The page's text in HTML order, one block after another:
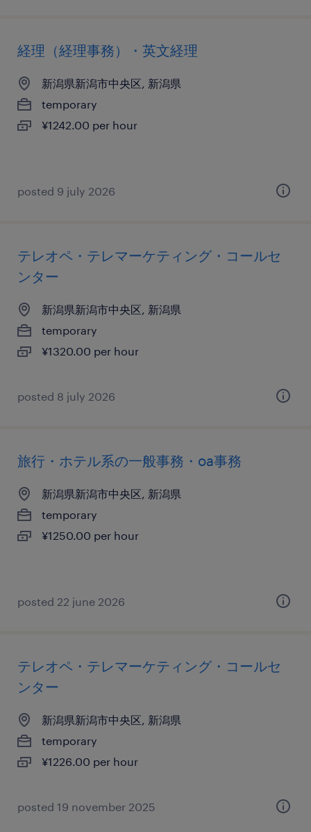
経理（経理事務）・英文経理
新潟県新潟市中央区, 新潟県
temporary
¥1242.00 per hour
posted 9 july 2026
テレオペ・テレマーケティング・コールセ
ンター
新潟県新潟市中央区, 新潟県
temporary
¥1320.00 per hour
posted 8 july 2026
旅行・ホテル系の一般事務・oa事務
新潟県新潟市中央区, 新潟県
temporary
¥1250.00 per hour
posted 22 june 2026
テレオペ・テレマーケティング・コールセ
ンター
新潟県新潟市中央区, 新潟県
temporary
¥1226.00 per hour
posted 19 november 2025